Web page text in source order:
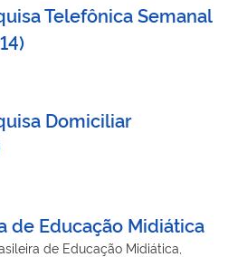
Telefônica Semanal
Domiciliar
de Educação Midiática
de Educação Midiática,